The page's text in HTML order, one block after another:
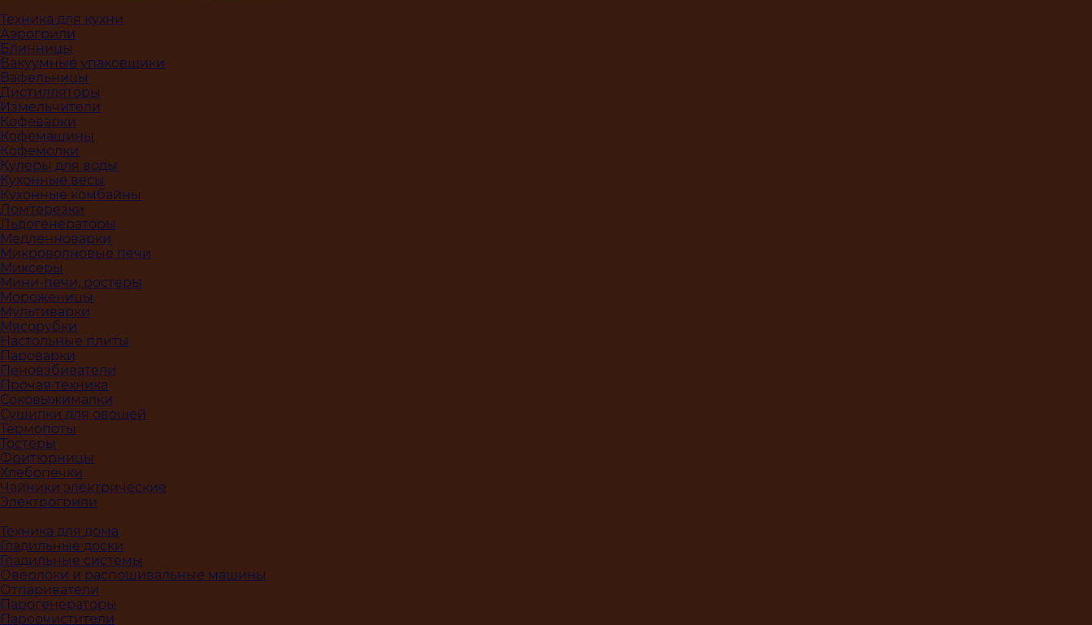
Техника для кухни
Аэрогрили
Блинницы
Вакуумные упаковщики
Вафельницы
Дистилляторы
Измельчители
Кофеварки
Кофемашины
Кофемолки
Кулеры для воды
Кухонные весы
Кухонные комбайны
Ломтерезки
Льдогенераторы
Медленноварки
Микроволновые печи
Миксеры
Мини-печи, ростеры
Мороженицы
Мультиварки
Мясорубки
Настольные плиты
Пароварки
Пеновзбиватели
Прочая техника
Соковыжималки
Сушилки для овощей
Термопоты
Тостеры
Фритюрницы
Хлебопечки
Чайники электрические
Электрогрили
Техника для дома
Гладильные доски
Гладильные системы
Оверлоки и распошивальные машины
Отпариватели
Парогенераторы
Пароочистители